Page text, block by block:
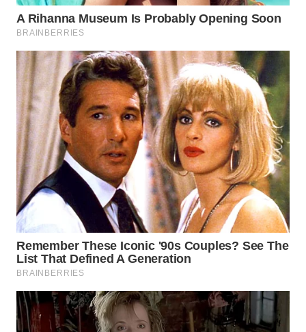
WAHANA
KONSUMEN
WAHANA
LISTRIK
WAHANA
TRAVEL
WAHANA
TV
WAHANANEWS
WAHANANEWS
CO ID
WAHANANEWS
NET